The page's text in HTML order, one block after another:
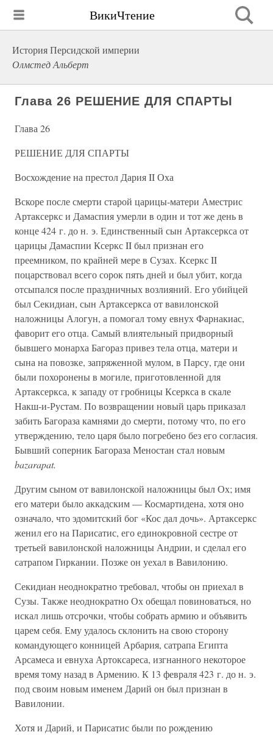
ВикиЧтение
История Персидской империи
Олмстед Альберт
Глава 26 РЕШЕНИЕ ДЛЯ СПАРТЫ
Глава 26
РЕШЕНИЕ ДЛЯ СПАРТЫ
Восхождение на престол Дария II Оха
Вскоре после смерти старой царицы-матери Аместрис
Артаксеркс и Дамаспия умерли в один и тот же день в
конце 424 г. до н. э. Единственный сын Артаксеркса от
царицы Дамаспии Ксеркс II был признан его
преемником, по крайней мере в Сузах. Ксеркс II
поцарствовал всего сорок пять дней и был убит, когда
отсыпался после праздничных возлияний. Его убийцей
был Секидиан, сын Артаксеркса от вавилонской
наложницы Алогун, а помогал тому евнух Фарнакиас,
фаворит его отца. Самый влиятельный придворный
бывшего монарха Багораз привез тела отца, матери и
сына на повозке, запряженной мулом, в Парсу, где они
были похоронены в могиле, приготовленной для
Артаксеркса, к западу от гробницы Ксеркса в скале
Накш-и-Рустам. По возвращении новый царь приказал
забить Багораза камнями до смерти, потому что, по его
утверждению, тело царя было погребено без его согласия.
Бывший соперник Багораза Меностан стал новым
bazarapat.
Другим сыном от вавилонской наложницы был Ох; имя
его матери было аккадским — Космартидена, хотя оно
означало, что эдомитский бог «Кос дал дочь». Артаксеркс
женил его на Парисатис, его единокровной сестре от
третьей вавилонской наложницы Андрии, и сделал его
сатрапом Гиркании. Позже он уехал в Вавилонию.
Секидиан неоднократно требовал, чтобы он приехал в
Сузы. Также неоднократно Ох обещал повиноваться, но
искал лишь отсрочки, чтобы собрать армию и объявить
царем себя. Ему удалось склонить на свою сторону
командующего конницей Арбария, сатрапа Египта
Арсамеса и евнуха Артоксареса, изгнанного некоторое
время тому назад в Армению. К 13 февраля 423 г. до н. э.
под своим новым именем Дарий он был признан в
Вавилонии.
Хотя и Дарий, и Парисатис были по рождению